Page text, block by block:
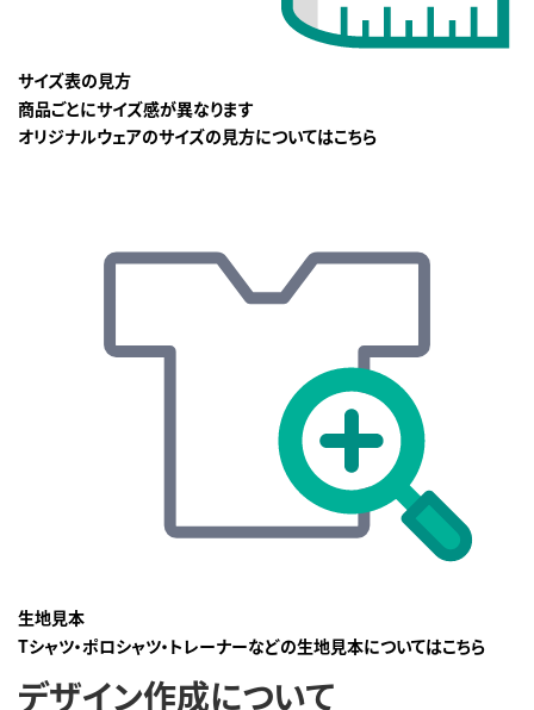
サイズ表の見方
商品ごとにサイズ感が異なります
オリジナルウェアのサイズの見方についてはこちら
生地見本
Tシャツ・ポロシャツ・トレーナーなどの生地見本についてはこちら
デザイン作成について